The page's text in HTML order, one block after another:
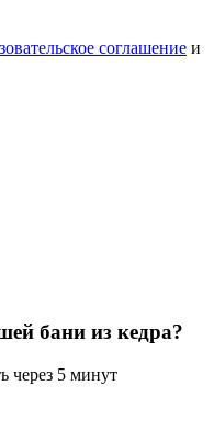
соглашение и
бани из кедра?
через 5 минут